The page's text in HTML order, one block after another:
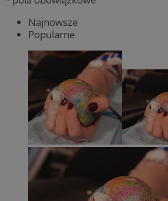
Najnowsze
Popularne